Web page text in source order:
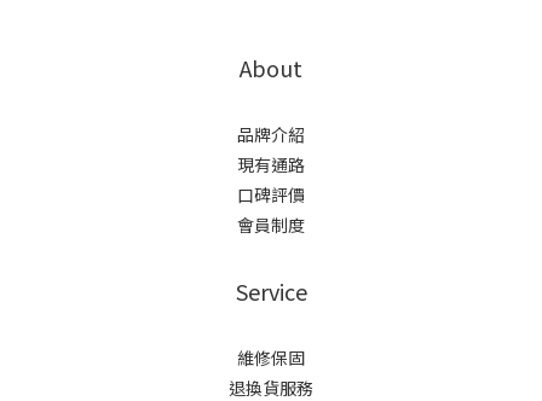
About
品牌介紹
現有通路
口碑評價
會員制度
Service
維修保固
退換貨服務